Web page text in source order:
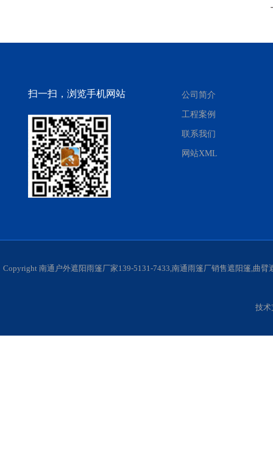
扫一扫，浏览手机网站 公司简介
工程案例
联系我们
网站XML
Copyright 南通户外遮阳雨篷厂家139-5131-7433,南通雨篷厂销售遮阳篷,曲
技术